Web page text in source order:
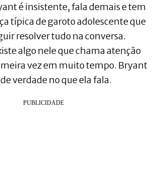
é insistente, fala demais e tem
típica de garoto adolescente que
resolver tudo na conversa.
algo nele que chama atenção
vez em muito tempo. Bryant
verdade no que ela fala.